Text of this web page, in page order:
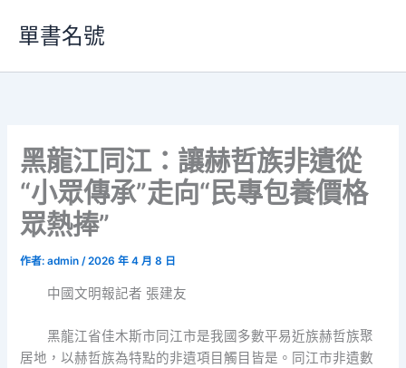
要
單書名號
黑龍江同江：讓赫哲族非遺從
“小眾傳承”走向“民專包養價格
眾熱捧”
作者:admin/2026 年 4 月 8 日
中國文明報記者 張建友
黑龍江省佳木斯市同江市是我國多數平易近族赫哲族聚
居地，以赫哲族為特點的非遺項目觸目皆是。同江市非遺數